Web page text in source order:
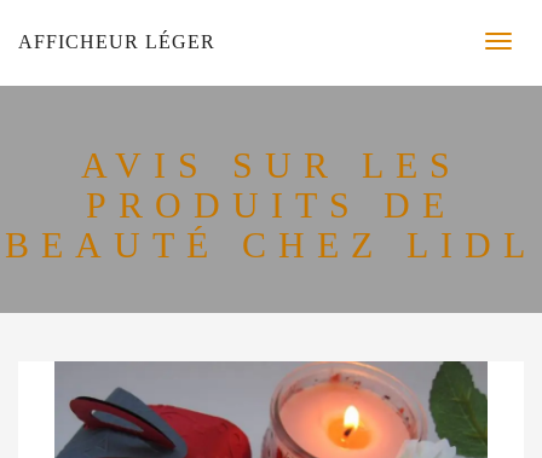
AFFICHEUR LÉGER
AVIS SUR LES
PRODUITS DE
BEAUTÉ CHEZ LIDL